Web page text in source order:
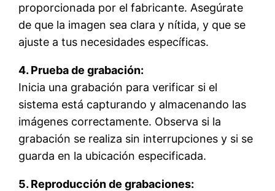
proporcionada por el fabricante. Asegúrate
de que la imagen sea clara y nítida, y que se
ajuste a tus necesidades específicas.
4. Prueba de grabación:
Inicia una grabación para verificar si el
sistema está capturando y almacenando las
imágenes correctamente. Observa si la
grabación se realiza sin interrupciones y si se
guarda en la ubicación especificada.
5. Reproducción de grabaciones: